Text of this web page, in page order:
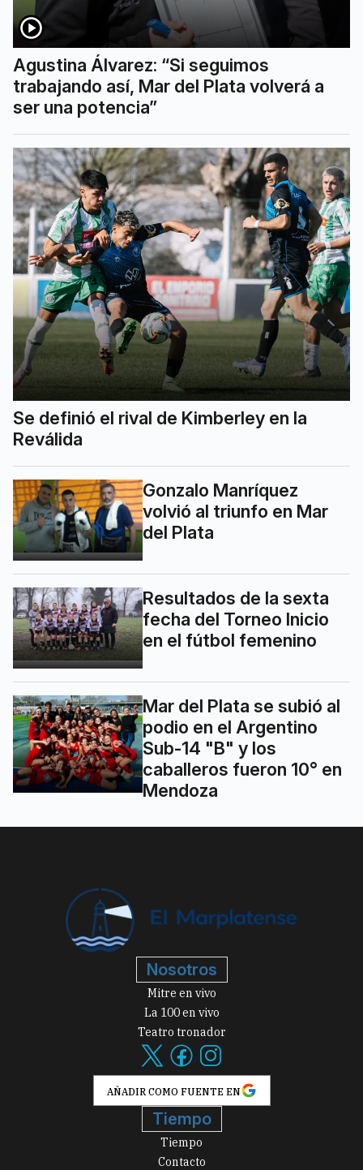
Agustina Álvarez: “Si seguimos
trabajando así, Mar del Plata volverá a
ser una potencia”
Se definió el rival de Kimberley en la
Reválida
Gonzalo Manríquez
volvió al triunfo en Mar
del Plata
Resultados de la sexta
fecha del Torneo Inicio
en el fútbol femenino
Mar del Plata se subió al
podio en el Argentino
Sub-14 "B" y los
caballeros fueron 10° en
Mendoza
Nosotros
Mitre en vivo
La 100 en vivo
Teatro tronador
AÑADIR COMO FUENTE EN
Tiempo
Tiempo
Contacto